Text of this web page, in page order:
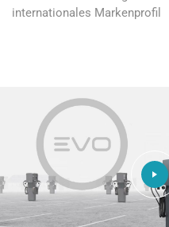
internationales Markenprofil